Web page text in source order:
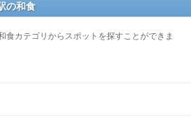
の和食
食カテゴリからスポットを探すことができま